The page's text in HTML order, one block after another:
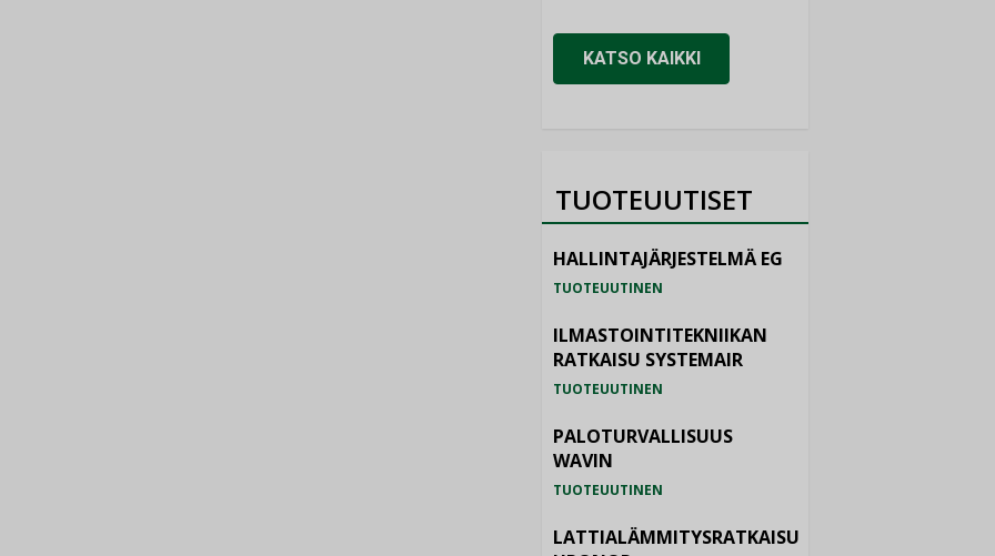
KATSO KAIKKI
TUOTEUUTISET
HALLINTAJÄRJESTELMÄ EG
TUOTEUUTINEN
ILMASTOINTITEKNIIKAN
RATKAISU SYSTEMAIR
TUOTEUUTINEN
PALOTURVALLISUUS
WAVIN
TUOTEUUTINEN
LATTIALÄMMITYSRATKAISU